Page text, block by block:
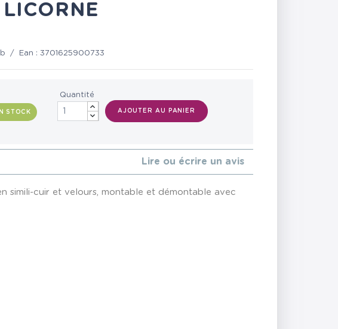
/ Ean :3701625900733
STOCK
Quantité
AJOUTER AU PANIER
Lire ou écrire un avis
simili-cuir et velours, montable et démontable avec